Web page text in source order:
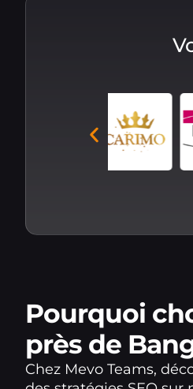
Pourquoi
près de
Chez Mevo Teams,